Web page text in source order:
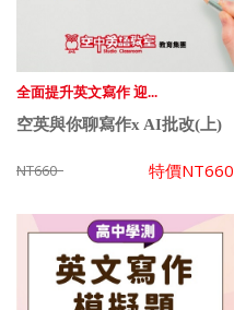
全面提升英文寫作 迎...
空英與你聊寫作x AI批改(上)
NT660 特價NT660